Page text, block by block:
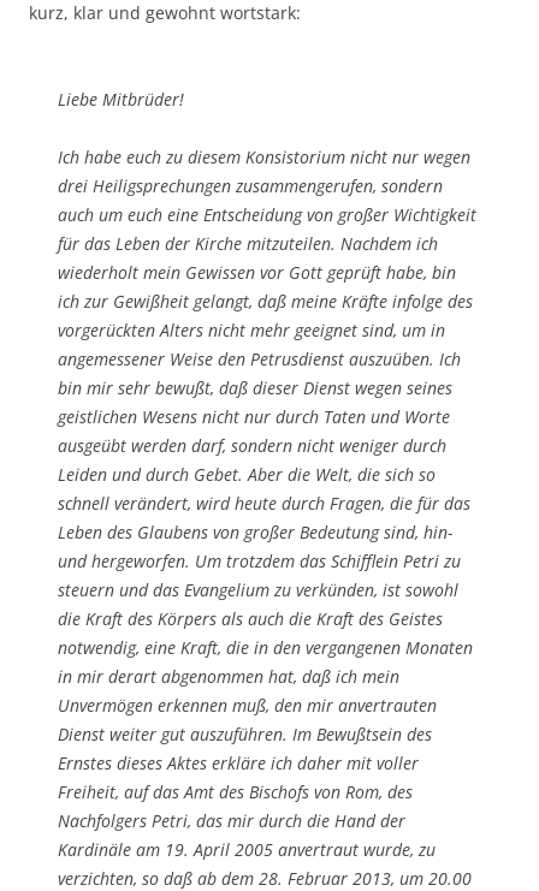
kurz, klar und gewohnt wortstark:
Liebe Mitbrüder!
Ich habe euch zu diesem Konsistorium nicht nur wegen
drei Heiligsprechungen zusammengerufen, sondern
auch um euch eine Entscheidung von großer Wichtigkeit
für das Leben der Kirche mitzuteilen. Nachdem ich
wiederholt mein Gewissen vor Gott geprüft habe, bin
ich zur Gewißheit gelangt, daß meine Kräfte infolge des
vorgerückten Alters nicht mehr geeignet sind, um in
angemessener Weise den Petrusdienst auszuüben. Ich
bin mir sehr bewußt, daß dieser Dienst wegen seines
geistlichen Wesens nicht nur durch Taten und Worte
ausgeübt werden darf, sondern nicht weniger durch
Leiden und durch Gebet. Aber die Welt, die sich so
schnell verändert, wird heute durch Fragen, die für das
Leben des Glaubens von großer Bedeutung sind, hin-
und hergeworfen. Um trotzdem das Schifflein Petri zu
steuern und das Evangelium zu verkünden, ist sowohl
die Kraft des Körpers als auch die Kraft des Geistes
notwendig, eine Kraft, die in den vergangenen Monaten
in mir derart abgenommen hat, daß ich mein
Unvermögen erkennen muß, den mir anvertrauten
Dienst weiter gut auszuführen. Im Bewußtsein des
Ernstes dieses Aktes erkläre ich daher mit voller
Freiheit, auf das Amt des Bischofs von Rom, des
Nachfolgers Petri, das mir durch die Hand der
Kardinäle am 19. April 2005 anvertraut wurde, zu
verzichten, so daß ab dem 28. Februar 2013, um 20.00